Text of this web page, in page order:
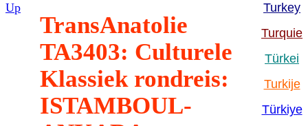
Up
TransAnatolie
TA3403: Culturele
Klassiek rondreis:
ISTAMBOUL-
Turkey
Turquie
Türkei
Turkije
Türkiye